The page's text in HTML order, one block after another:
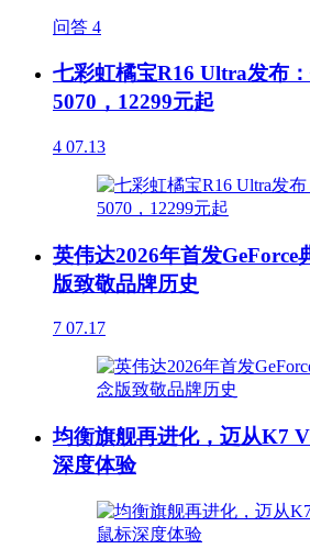
问答 4
七彩虹橘宝R16 Ultra发布
5070，12299元起
4 07.13
英伟达2026年首发GeForce
版致敬品牌历史
7 07.17
均衡旗舰再进化，迈从K7
深度体验